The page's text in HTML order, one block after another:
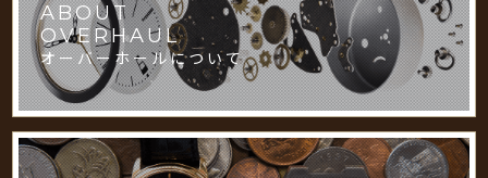
ABOUT
OVERHAUL
オーバーホールについて